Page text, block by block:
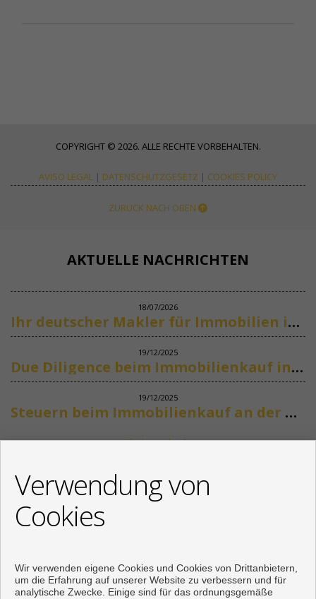
COPYRIGHT © 2026. ALLE RECHTE VORBEHALTEN.
AVISO LEGAL | DATENSCHUTZGESETZ | COOKIES POLICY
ZURÜCK NACH OBEN
AKTUELLE NACHRICHTEN
18/07/2026
Ihr deutscher Makler für Immobilien in Marbella
19/12/2025
Due Diligence beim Immobilienkauf in Spanien
19/12/2025
Steuern beim Immobilienkauf an der Costa del Sol
Siehe mehr
+34 622318266
info@mikenaumannimmobilien.com
Von Montag bis Freitag : 10:00 - 18:00
Verwendung von
Cookies
Wir verwenden eigene Cookies und Cookies von Drittanbietern,
um die Erfahrung auf unserer Website zu verbessern und für
analytische Zwecke. Einige sind für das ordnungsgemäße